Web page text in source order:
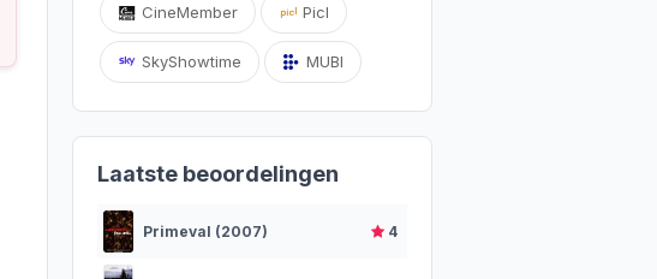
CineMember Picl
SkyShowtime MUBI
Laatste beoordelingen
Primeval (2007) 4